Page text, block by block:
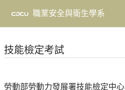
主
容
職業安全與衛生學系
技能檢定考試
勞動部勞動力發展署技能檢定中心